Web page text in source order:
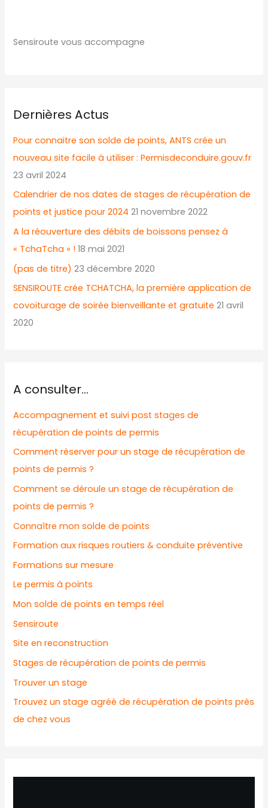
Sensiroute vous accompagne
Dernières Actus
Pour connaitre son solde de points, ANTS crée un
nouveau site facile à utiliser : Permisdeconduire.gouv.fr
23 avril 2024
Calendrier de nos dates de stages de récupération de
points et justice pour 2024 21 novembre 2022
A la réouverture des débits de boissons pensez à
« TchaTcha » ! 18 mai 2021
(pas de titre) 23 décembre 2020
SENSIROUTE crée TCHATCHA, la première application de
covoiturage de soirée bienveillante et gratuite 21 avril
2020
A consulter…
Accompagnement et suivi post stages de
récupération de points de permis
Comment réserver pour un stage de récupération de
points de permis ?
Comment se déroule un stage de récupération de
points de permis ?
Connaître mon solde de points
Formation aux risques routiers & conduite préventive
Formations sur mesure
Le permis à points
Mon solde de points en temps réel
Sensiroute
Site en reconstruction
Stages de récupération de points de permis
Trouver un stage
Trouvez un stage agréé de récupération de points près
de chez vous